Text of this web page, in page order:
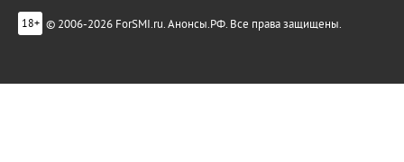
18+ © 2006-2026 ForSMI.ru. Анонсы.РФ. Все права защищены.